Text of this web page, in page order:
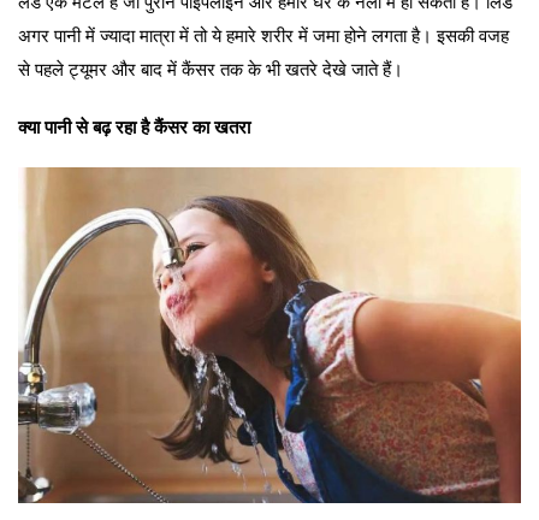
अगर पानी में ज्यादा मात्रा में तो ये हमारे शरीर में जमा होने लगता है। इसकी वजह
से पहले ट्यूमर और बाद में कैंसर तक के भी खतरे देखे जाते हैं।
क्या पानी से बढ़ रहा है कैंसर का खतरा